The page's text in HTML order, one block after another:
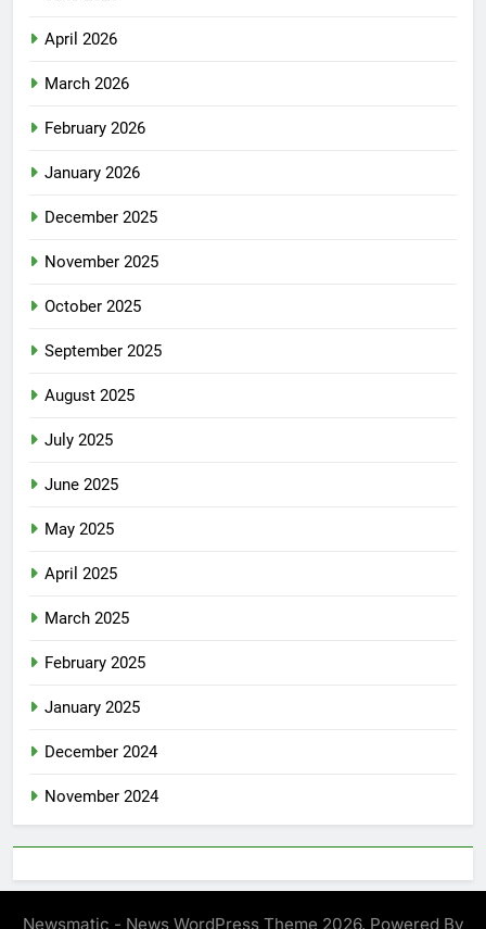
April 2026
March 2026
February 2026
January 2026
December 2025
November 2025
October 2025
September 2025
August 2025
July 2025
June 2025
May 2025
April 2025
March 2025
February 2025
January 2025
December 2024
November 2024
Newsmatic - News WordPress Theme 2026. Powered By